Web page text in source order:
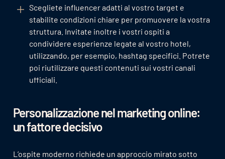
Scegliete influencer adatti al vostro target e
stabilite condizioni chiare per promuovere la vostra
struttura. Invitate inoltre i vostri ospiti a
condividere esperienze legate al vostro hotel,
utilizzando, per esempio, hashtag specifici. Potrete
poi riutilizzare questi contenuti sui vostri canali
ufficiali.
Personalizzazione nel marketing online:
un fattore decisivo
L’ospite moderno richiede un approccio mirato sotto